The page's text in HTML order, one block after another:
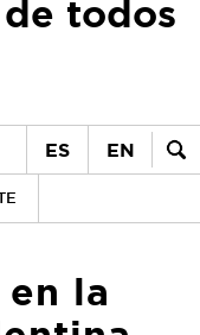
todos
ES EN
la